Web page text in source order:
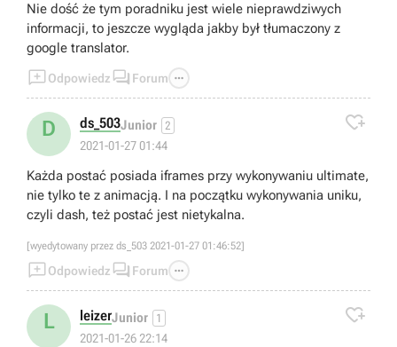
Nie dość że tym poradniku jest wiele nieprawdziwych
informacji, to jeszcze wygląda jakby był tłumaczony z
google translator.
Odpowiedz  Forum 
D ds_503Junior 2
2021-01-27 01:44

Każda postać posiada iframes przy wykonywaniu ultimate,
nie tylko te z animacją. I na początku wykonywania uniku,
czyli dash, też postać jest nietykalna.
[wyedytowany przez ds_503 2021-01-27 01:46:52]
Odpowiedz  Forum 
L leizerJunior 1
2021-01-26 22:14
